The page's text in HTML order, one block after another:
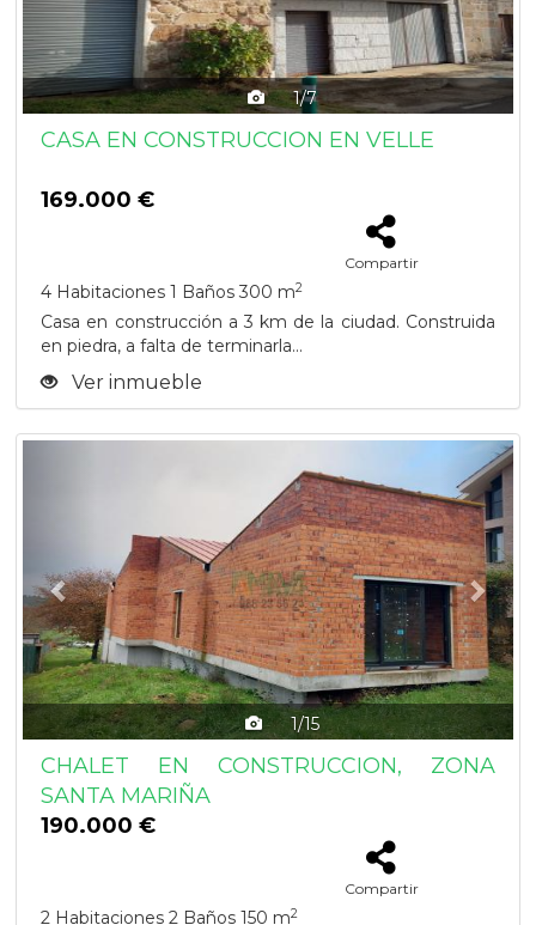
1/7
CASA EN CONSTRUCCION EN VELLE
169.000 €
Compartir
4 Habitaciones 1 Baños 300 m2
Casa en construcción a 3 km de la ciudad. Construida
en piedra, a falta de terminarla...
Ver inmueble
1/15
Next
CHALET EN CONSTRUCCION, ZONA
SANTA MARIÑA
190.000 €
Compartir
2 Habitaciones 2 Baños 150 m2